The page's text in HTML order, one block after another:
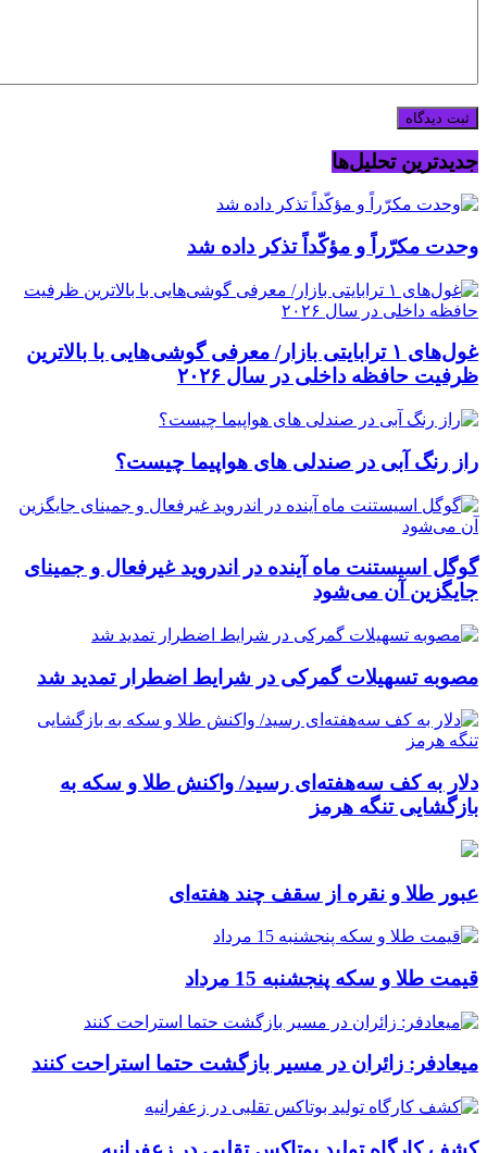
جدیدترین تحلیل‌ها
وحدت مکرّراً و مؤکّداً تذکر داده شد
غول‌های ۱ ترابایتی بازار/ معرفی گوشی‌هایی با بالاترین
ظرفیت حافظه داخلی در سال ۲۰۲۶
راز رنگ آبی در صندلی های هواپیما چیست؟
گوگل اسیستنت ماه آینده در اندروید غیرفعال و جمینای
جایگزین آن می‌شود
مصوبه تسهیلات گمرکی در شرایط اضطرار تمدید شد
دلار به کف سه‌هفته‌ای رسید/ واکنش طلا و سکه به
بازگشایی تنگه هرمز
عبور طلا و نقره از سقف چند هفته‌ای
قیمت طلا و سکه پنجشنبه 15 مرداد
میعادفر: زائران در مسیر بازگشت حتما استراحت کنند